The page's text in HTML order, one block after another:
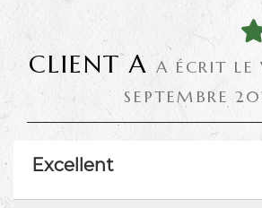
CLIENT A A ÉCRIT LE
SEPTEMBRE
Excellent